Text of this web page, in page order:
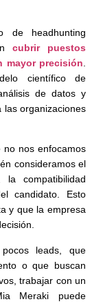
de headhunting
cubrir puestos
mayor precisión
científico de
de datos y
las organizaciones
no nos enfocamos
consideramos el
compatibilidad
candidato. Esto
y que la empresa
leads, que
o que buscan
trabajar con un
Meraki puede